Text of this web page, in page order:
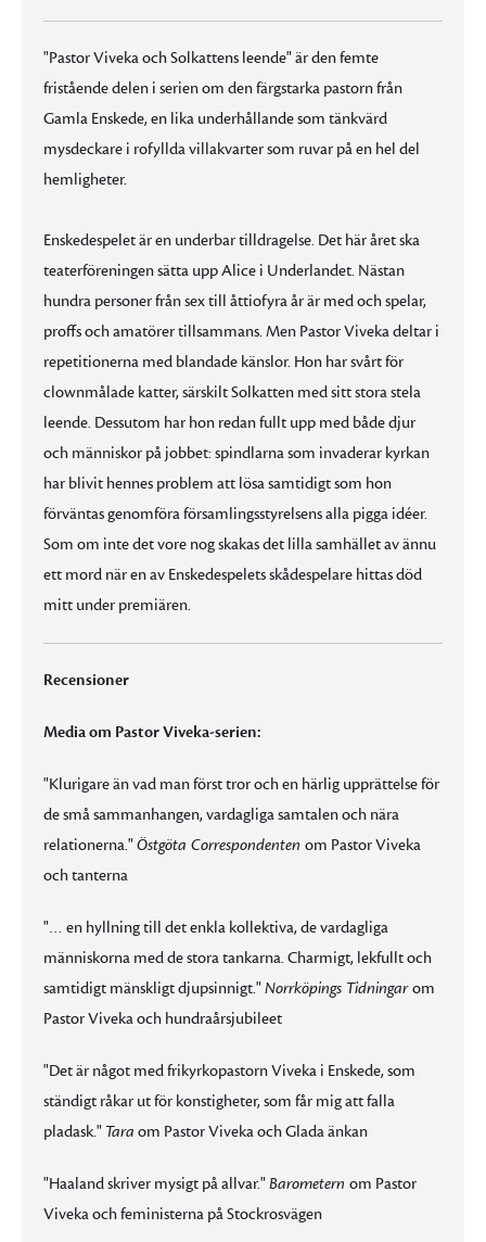
"Pastor Viveka och Solkattens leende" är den femte
fristående delen i serien om den färgstarka pastorn från
Gamla Enskede, en lika underhållande som tänkvärd
mysdeckare i rofyllda villakvarter som ruvar på en hel del
hemligheter.
Enskedespelet är en underbar tilldragelse. Det här året ska
teaterföreningen sätta upp Alice i Underlandet. Nästan
hundra personer från sex till åttiofyra år är med och spelar,
proffs och amatörer tillsammans. Men Pastor Viveka deltar i
repetitionerna med blandade känslor. Hon har svårt för
clownmålade katter, särskilt Solkatten med sitt stora stela
leende. Dessutom har hon redan fullt upp med både djur
och människor på jobbet: spindlarna som invaderar kyrkan
har blivit hennes problem att lösa samtidigt som hon
förväntas genomföra församlingsstyrelsens alla pigga idéer.
Som om inte det vore nog skakas det lilla samhället av ännu
ett mord när en av Enskedespelets skådespelare hittas död
mitt under premiären.
Recensioner
Media om Pastor Viveka-serien:
"Klurigare än vad man först tror och en härlig upprättelse för
de små sammanhangen, vardagliga samtalen och nära
relationerna."Östgöta Correspondenten om Pastor Viveka
och tanterna
"… en hyllning till det enkla kollektiva, de vardagliga
människorna med de stora tankarna. Charmigt, lekfullt och
samtidigt mänskligt djupsinnigt."Norrköpings Tidningarom
Pastor Viveka och hundraårsjubileet
"Det är något med frikyrkopastorn Viveka i Enskede, som
ständigt råkar ut för konstigheter, som får mig att falla
pladask." Tara om Pastor Viveka och Glada änkan
"Haaland skriver mysigt på allvar."Barometern om Pastor
Viveka och feministerna på Stockrosvägen